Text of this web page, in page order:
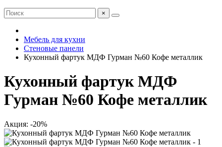
×
Мебель для кухни
Стеновые панели
Кухонный фартук МДФ Гурман №60 Кофе металлик
Кухонный фартук МДФ
Гурман №60 Кофе металлик
Акция: -20%